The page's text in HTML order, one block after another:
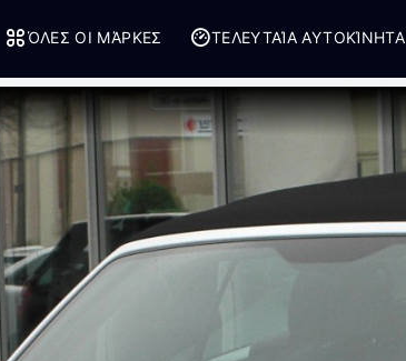
ΌΛΕΣ ΟΙ ΜΆΡΚΕΣ ΤΕΛΕΥΤΑΊΑ ΑΥΤΟΚΊΝΗΤΑ